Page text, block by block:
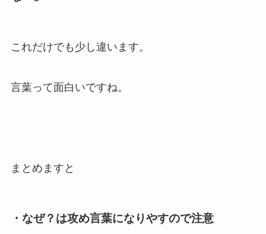
これだけでも少し違います。
言葉って面白いですね。
まとめますと
・なぜ？は攻め言葉になりやすので注意